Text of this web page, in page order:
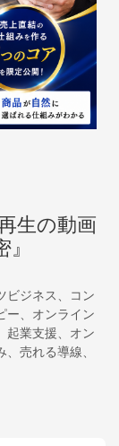
生の動画
ビジネス、コン
ー、オンライン
起業支援、オン
売れる導線、